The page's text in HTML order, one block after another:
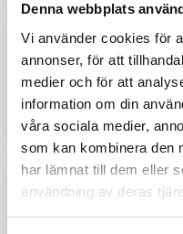
Denna webbplats
Vi använder cookies för
annonser, för att
medier och för att
information om din
våra sociala medier,
som kan kombinera den
har lämnat till dem eller
användning av deras
754-23
16
189 SEK
754-20